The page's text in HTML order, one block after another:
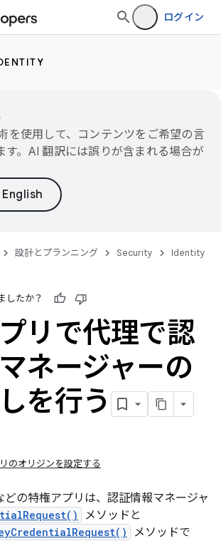
ログイン
を使用して、コンテンツをご希望の言
す。AI 翻訳には誤りが含まれる場合が
設計とプランニング Security
Identity
したか？
リで代理で認
ネージャーの
を行う
のオリジンを設定する
どの特権アプリは、認証情報マネージャ
メソッドと
メソッドで